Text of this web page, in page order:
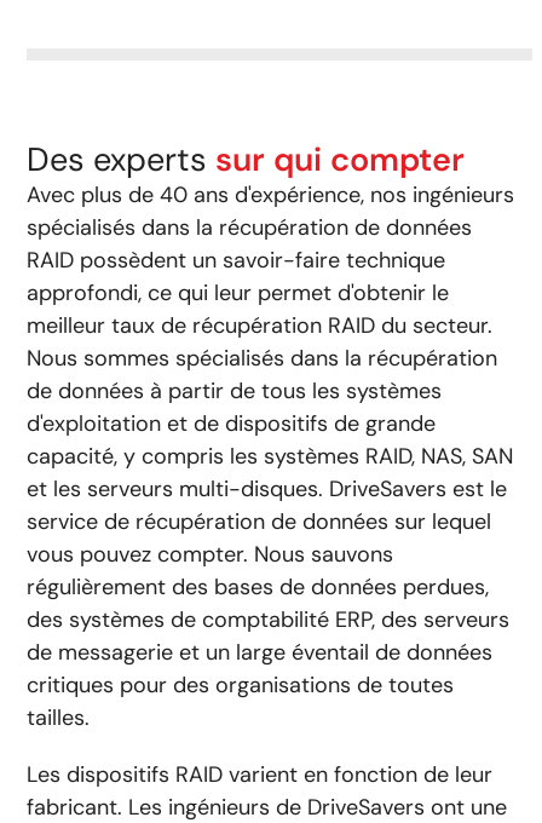
Des experts sur qui compter
Avec plus de 40 ans d'expérience, nos ingénieurs
spécialisés dans la récupération de données
RAID possèdent un savoir-faire technique
approfondi, ce qui leur permet d'obtenir le
meilleur taux de récupération RAID du secteur.
Nous sommes spécialisés dans la récupération
de données à partir de tous les systèmes
d'exploitation et de dispositifs de grande
capacité, y compris les systèmes RAID, NAS, SAN
et les serveurs multi-disques. DriveSavers est le
service de récupération de données sur lequel
vous pouvez compter. Nous sauvons
régulièrement des bases de données perdues,
des systèmes de comptabilité ERP, des serveurs
de messagerie et un large éventail de données
critiques pour des organisations de toutes
tailles.
Les dispositifs RAID varient en fonction de leur
fabricant. Les ingénieurs de DriveSavers ont une